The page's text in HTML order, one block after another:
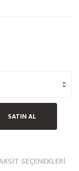
SATIN AL
SEÇENEKLERI